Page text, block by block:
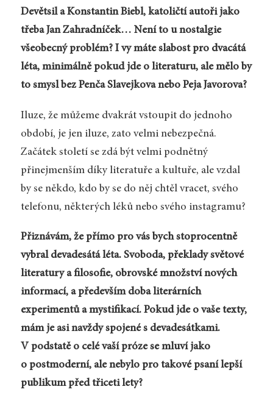
Devětsil a Konstantin Biebl, katoličtí autoři jako
třeba Jan Zahradníček… Není to u nostalgie
všeobecný problém? I vy máte slabost pro dvacátá
léta, minimálně pokud jde o literaturu, ale mělo by
to smysl bez Penča Slavejkova nebo Peja Javorova?
Iluze, že můžeme dvakrát vstoupit do jednoho
období, je jen iluze, zato velmi nebezpečná.
Začátek století se zdá být velmi podnětný
přinejmenším díky literatuře a kultuře, ale vzdal
by se někdo, kdo by se do něj chtěl vracet, svého
telefonu, některých léků nebo svého instagramu?
Přiznávám, že přímo pro vás bych stoprocentně
vybral devadesátá léta. Svoboda, překlady světové
literatury a filosofie, obrovské množství nových
informací, a především doba literárních
experimentů a mystifikací. Pokud jde o vaše texty,
mám je asi navždy spojené s devadesátkami.
V podstatě o celé vaší próze se mluví jako
o postmoderní, ale nebylo pro takové psaní lepší
publikum před třiceti lety?